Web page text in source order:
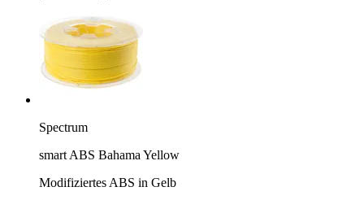
Spectrum
smart ABS Bahama Yellow
Modifiziertes ABS in Gelb